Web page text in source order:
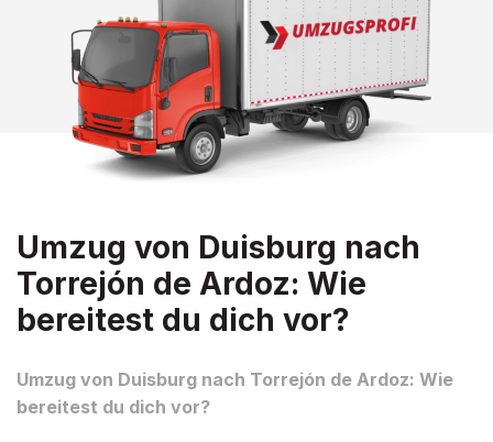
Umzug von Duisburg nach
Torrejón de Ardoz: Wie
bereitest du dich vor?
Umzug von Duisburg nach Torrejón de Ardoz: Wie
bereitest du dich vor?